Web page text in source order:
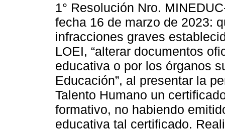
1° Resolución Nro.
fecha 16 de marzo de 2023:
infracciones graves
LOEI, “alterar documentos
educativa o por los órganos
Educación”, al presentar la
Talento Humano un
formativo, no habiendo
educativa tal certificado.